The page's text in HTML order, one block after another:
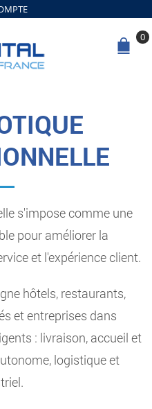
0
s'impose comme une
pour améliorer la
et l'expérience client.
hôtels, restaurants,
et entreprises dans
: livraison, accueil et
logistique et